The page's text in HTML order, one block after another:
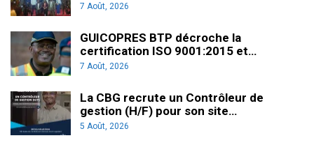
7 Août, 2026
GUICOPRES BTP décroche la
certification ISO 9001:2015 et…
7 Août, 2026
La CBG recrute un Contrôleur de
gestion (H/F) pour son site…
5 Août, 2026